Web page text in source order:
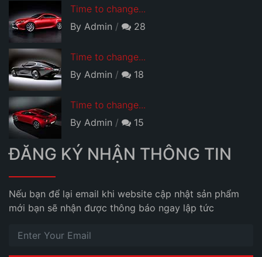
Time to change...
By Admin
28
Time to change...
By Admin
18
Time to change...
By Admin
15
ĐĂNG KÝ NHẬN THÔNG TIN
Nếu bạn để lại email khi website cập nhật sản phẩm
mới bạn sẽ nhận được thông báo ngay lập tức